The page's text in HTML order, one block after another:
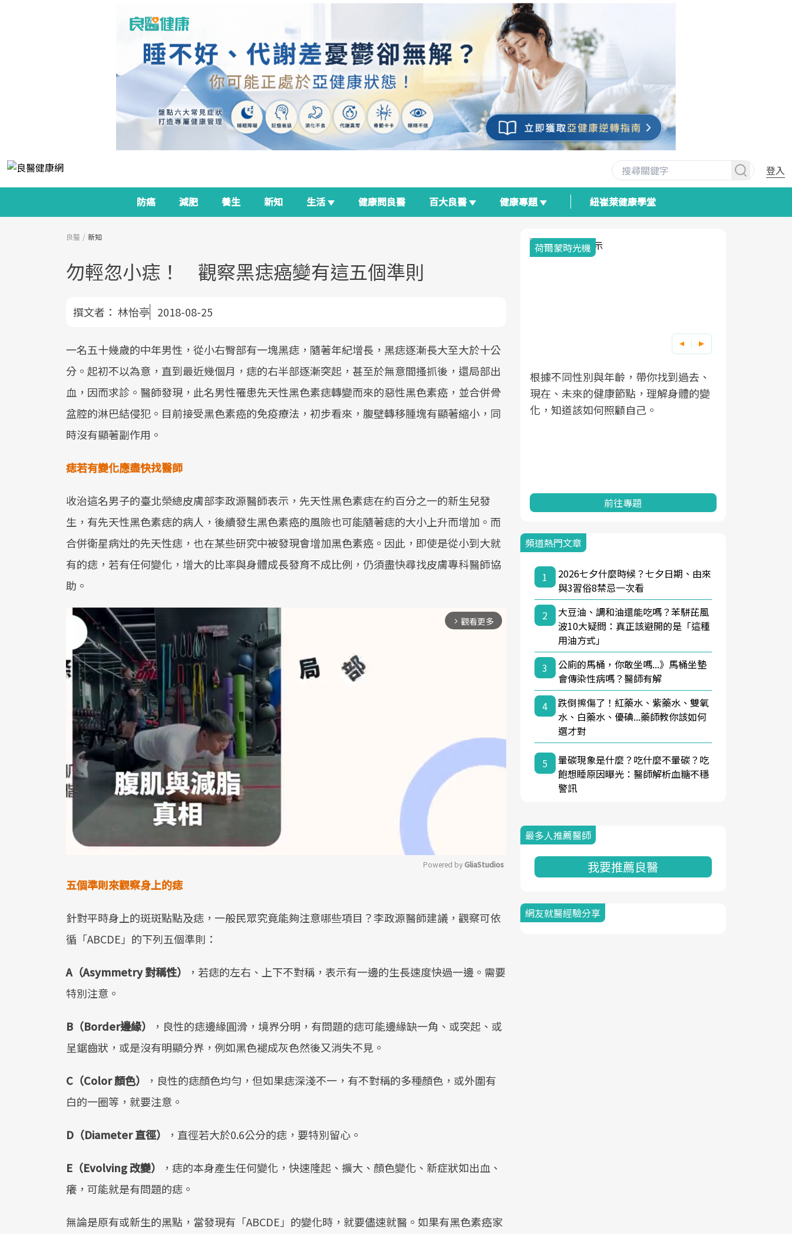
登入
防癌 減肥 養生 新知 生活 健康問良醫 百大良醫 健康專題 紐崔萊健康學堂
良醫 新知
勿輕忽小痣！ 觀察黑痣癌變有這五個準則
撰文者： 林怡亭 2018-08-25
一名五十幾歲的中年男性，從小右臀部有一塊黑痣，隨著年紀增長，黑痣逐漸長大至大於十公
分。起初不以為意，直到最近幾個月，痣的右半部逐漸突起，甚至於無意間搔抓後，還局部出
血，因而求診。醫師發現，此名男性罹患先天性黑色素痣轉變而來的惡性黑色素癌，並合併骨
盆腔的淋巴結侵犯。目前接受黑色素癌的免疫療法，初步看來，腹壁轉移腫塊有顯著縮小，同
時沒有顯著副作用。
痣若有變化應盡快找醫師
收治這名男子的臺北榮總皮膚部李政源醫師表示，先天性黑色素痣在約百分之一的新生兒發
生，有先天性黑色素痣的病人，後續發生黑色素癌的風險也可能隨著痣的大小上升而增加。而
合併衛星病灶的先天性痣，也在某些研究中被發現會增加黑色素癌。因此，即使是從小到大就
有的痣，若有任何變化，增大的比率與身體成長發育不成比例，仍須盡快尋找皮膚專科醫師協
助。
arrow_forward_ios 觀看更多
Powered by GliaStudios
五個準則來觀察身上的痣
針對平時身上的斑斑點點及痣，一般民眾究竟能夠注意哪些項目？李政源醫師建議，觀察可依
循「ABCDE」的下列五個準則：
A（Asymmetry 對稱性）
，若痣的左右、上下不對稱，表示有一邊的生長速度快過一邊。需要
特別注意。
B（Border邊緣）
，良性的痣邊緣圓滑，境界分明，有問題的痣可能邊緣缺一角、或突起、或
呈鋸齒狀，或是沒有明顯分界，例如黑色褪成灰色然後又消失不見。
C（Color 顏色）
，良性的痣顏色均勻，但如果痣深淺不一，有不對稱的多種顏色，或外圍有
白的一圈等，就要注意。
D（Diameter 直徑） ，直徑若大於0.6公分的痣，要特別留心。
E（Evolving 改變）
，痣的本身產生任何變化，快速隆起、擴大、顏色變化、新症狀如出血、
癢，可能就是有問題的痣。
無論是原有或新生的黑點，當發現有「ABCDE」的變化時，就要儘速就醫。如果有黑色素癌家
面對超高齡社會的浪潮，台灣正在快速
邁向「健康照護」的新時代。隨著國家
政策如「健康台灣推動委員會」與「長
前往專題
2025年，就到良醫生活祭體驗「一站式
健康新生活」，從講座、體驗到運動，
全面啟動你的健康革命！
前往專題
良醫健康網從「換季的身體變化」出
發，透過醫學觀點與日常感受的對話，
建立對亞健康的認知，進而引導實際的
前往專題
荷爾蒙時光機
根據不同性別與年齡，帶你找到過去、
現在、未來的健康節點，理解身體的變
化，知道該如何照顧自己。
前往專題
頻道熱門文章
1
2026七夕什麼時候？七夕日期、由來
與3習俗8禁忌一次看
2
大豆油、調和油還能吃嗎？苯駢芘風
波10大疑問：真正該避開的是「這種
用油方式」
3
公廁的馬桶，你敢坐嗎...》馬桶坐墊
會傳染性病嗎？醫師有解
4
跌倒擦傷了！紅藥水、紫藥水、雙氧
水、白藥水、優碘...藥師教你該如何
選才對
5
暈碳現象是什麼？吃什麼不暈碳？吃
飽想睡原因曝光：醫師解析血糖不穩
警訊
最多人推薦醫師
我要推薦良醫
網友就醫經驗分享